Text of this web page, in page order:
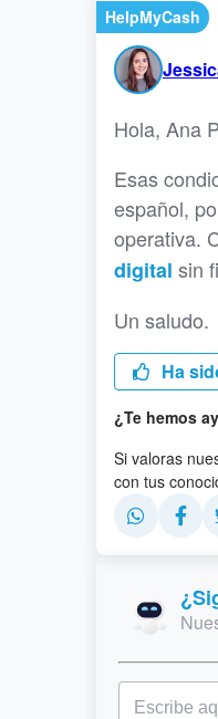
HelpMyCash
Hola, Ana
Esas
español,
operativa.
digital sin
Un saludo.
Ha
¿Te hemos
Si valoras
con tus